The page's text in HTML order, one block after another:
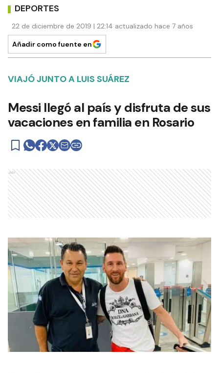
DEPORTES
22 de diciembre de 2019 | 22:14 actualizado hace 7 años
Añadir como fuente en
VIAJÓ JUNTO A LUIS SUÁREZ
Messi llegó al país y disfruta de sus
vacaciones en familia en Rosario
Ads